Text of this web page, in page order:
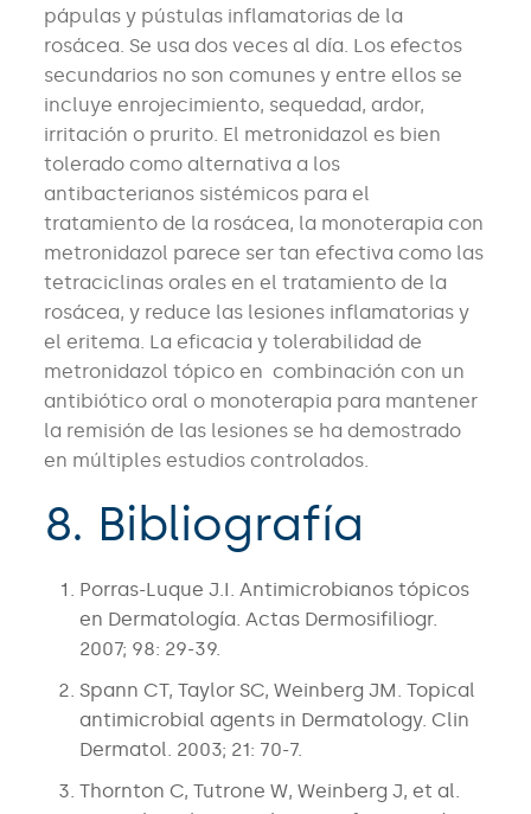
pápulas y pústulas inflamatorias de la
rosácea. Se usa dos veces al día. Los efectos
secundarios no son comunes y entre ellos se
incluye enrojecimiento, sequedad, ardor,
irritación o prurito. El metronidazol es bien
tolerado como alternativa a los
antibacterianos sistémicos para el
tratamiento de la rosácea, la monoterapia con
metronidazol parece ser tan efectiva como las
tetraciclinas orales en el tratamiento de la
rosácea, y reduce las lesiones inflamatorias y
el eritema. La eficacia y tolerabilidad de
metronidazol tópico en combinación con un
antibiótico oral o monoterapia para mantener
la remisión de las lesiones se ha demostrado
en múltiples estudios controlados.
8. Bibliografía
Porras-Luque J.I. Antimicrobianos tópicos
en Dermatología. Actas Dermosifiliogr.
2007; 98: 29-39.
Spann CT, Taylor SC, Weinberg JM. Topical
antimicrobial agents in Dermatology. Clin
Dermatol. 2003; 21: 70-7.
Thornton C, Tutrone W, Weinberg J, et al.